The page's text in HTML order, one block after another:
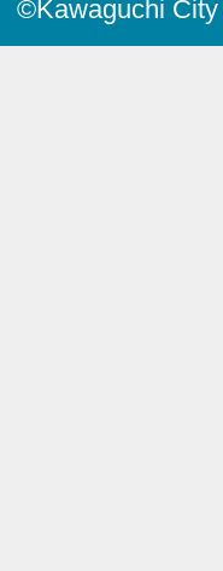
©Kawaguchi City